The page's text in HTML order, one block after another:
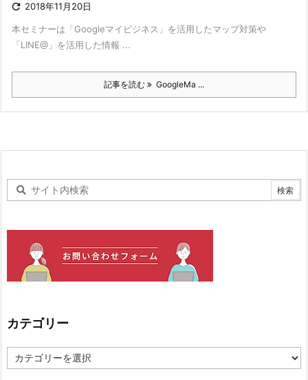
 2018年11月20日
本セミナーは「Googleマイビジネス」を活用したマップ対策や
「LINE@」を活用した情報 ...
記事を読む GoogleMa ...
カテゴリー
テ